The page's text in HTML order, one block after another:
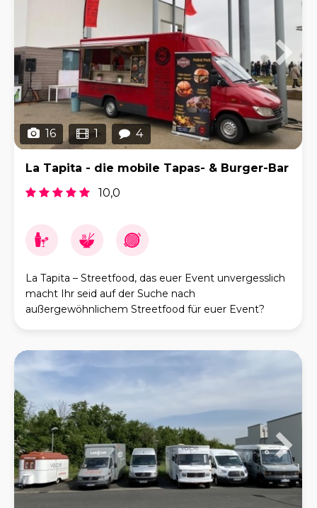
16 1 4
La Tapita - die mobile Tapas- & Burger-Bar
10,0
La Tapita – Streetfood, das euer Event unvergesslich
macht Ihr seid auf der Suche nach
außergewöhnlichem Streetfood für euer Event?